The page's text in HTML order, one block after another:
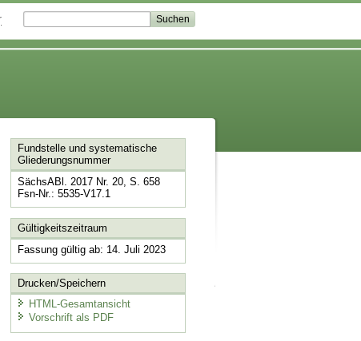
Fundstelle und systematische
Gliederungsnummer
SächsABl. 2017 Nr. 20, S. 658
Fsn-Nr.: 5535-V17.1
Gültigkeitszeitraum
Fassung gültig ab: 14. Juli 2023
Drucken/Speichern
HTML-Gesamtansicht
Vorschrift als PDF